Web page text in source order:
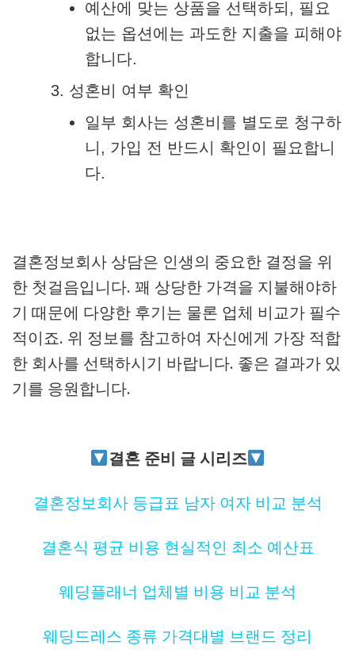
예산에 맞는 상품을 선택하되, 필요
없는 옵션에는 과도한 지출을 피해야
합니다.
성혼비 여부 확인
일부 회사는 성혼비를 별도로 청구하
니, 가입 전 반드시 확인이 필요합니
다.
결혼정보회사 상담은 인생의 중요한 결정을 위
한 첫걸음입니다. 꽤 상당한 가격을 지불해야하
기 때문에 다양한 후기는 물론 업체 비교가 필수
적이죠. 위 정보를 참고하여 자신에게 가장 적합
한 회사를 선택하시기 바랍니다. 좋은 결과가 있
기를 응원합니다.
결혼 준비 글 시리즈
결혼정보회사 등급표 남자 여자 비교 분석
결혼식 평균 비용 현실적인 최소 예산표
웨딩플래너 업체별 비용 비교 분석
웨딩드레스 종류 가격대별 브랜드 정리